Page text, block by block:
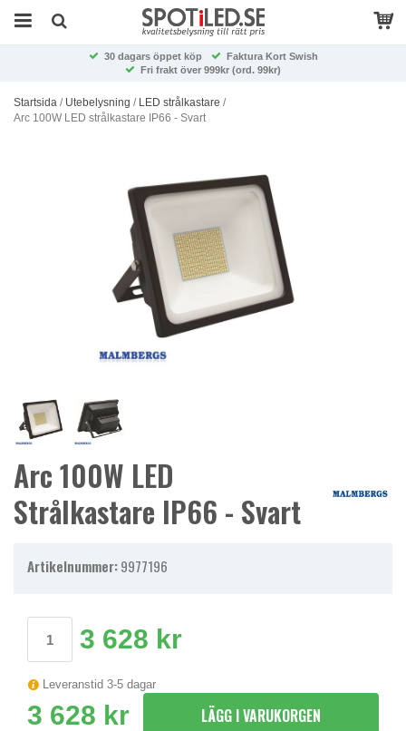
30 dagars öppet köp
Faktura Kort Swish
Fri frakt över 999kr (ord. 99kr)
Startsida / Utebelysning / LED strålkastare /
Arc 100W LED strålkastare IP66 - Svart
Arc 100W LED
Strålkastare IP66 - Svart
Artikelnummer:9977196
3 628 kr
Leveranstid 3-5 dagar
3 628 kr LÄGG I VARUKORGEN